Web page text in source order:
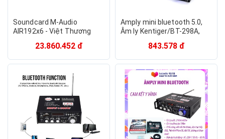
Soundcard M-Audio
AIR192x6 - Việt Thương
23.860.452 đ
Amply mini bluetooth 5.0,
Âm ly Kentiger/BT-298A,
động từng khoảnh khắc -
Bảo hành 12 tháng
843.578 đ